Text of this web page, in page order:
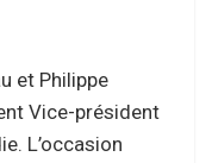
et Philippe
Vice-président
L’occasion